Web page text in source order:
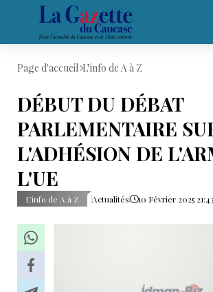
Page d'accueil L’info de A à Z
DÉBUT DU DÉBAT
PARLEMENTAIRE
L'ADHÉSION DE
L'UE
L’info de A à Z Actualités 10 Février 2025 21:43